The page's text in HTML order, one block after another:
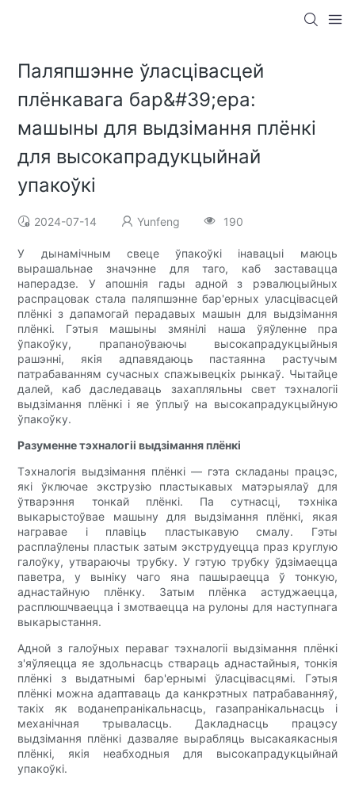
Паляпшэнне ўласцівасцей
плёнкавага бар&#39;ера:
машыны для выдзімання плёнкі
для высокапрадукцыйнай
упакоўкі
2024-07-14 Yunfeng 190
У дынамічным свеце ўпакоўкі інавацыі маюць
вырашальнае значэнне для таго, каб заставацца
наперадзе. У апошнія гады адной з рэвалюцыйных
распрацовак стала паляпшэнне бар'ерных уласцівасцей
плёнкі з дапамогай перадавых машын для выдзімання
плёнкі. Гэтыя машыны змянілі наша ўяўленне пра
ўпакоўку, прапаноўваючы высокапрадукцыйныя
рашэнні, якія адпавядаюць пастаянна растучым
патрабаванням сучасных спажывецкіх рынкаў. Чытайце
далей, каб даследаваць захапляльны свет тэхналогіі
выдзімання плёнкі і яе ўплыў на высокапрадукцыйную
ўпакоўку.
Разуменне тэхналогіі выдзімання плёнкі
Тэхналогія выдзімання плёнкі — гэта складаны працэс,
які ўключае экструзію пластыкавых матэрыялаў для
ўтварэння тонкай плёнкі. Па сутнасці, тэхніка
выкарыстоўвае машыну для выдзімання плёнкі, якая
награвае і плавіць пластыкавую смалу. Гэты
расплаўлены пластык затым экструдуецца праз круглую
галоўку, утвараючы трубку. У гэтую трубку ўдзімаецца
паветра, у выніку чаго яна пашыраецца ў тонкую,
аднастайную плёнку. Затым плёнка астуджаецца,
расплюшчваецца і змотваецца на рулоны для наступнага
выкарыстання.
Адной з галоўных пераваг тэхналогіі выдзімання плёнкі
з'яўляецца яе здольнасць ствараць аднастайныя, тонкія
плёнкі з выдатнымі бар'ернымі ўласцівасцямі. Гэтыя
плёнкі можна адаптаваць да канкрэтных патрабаванняў,
такіх як воданепранікальнасць, газапранікальнасць і
механічная трываласць. Дакладнасць працэсу
выдзімання плёнкі дазваляе вырабляць высакаякасныя
плёнкі, якія неабходныя для высокапрадукцыйнай
упакоўкі.